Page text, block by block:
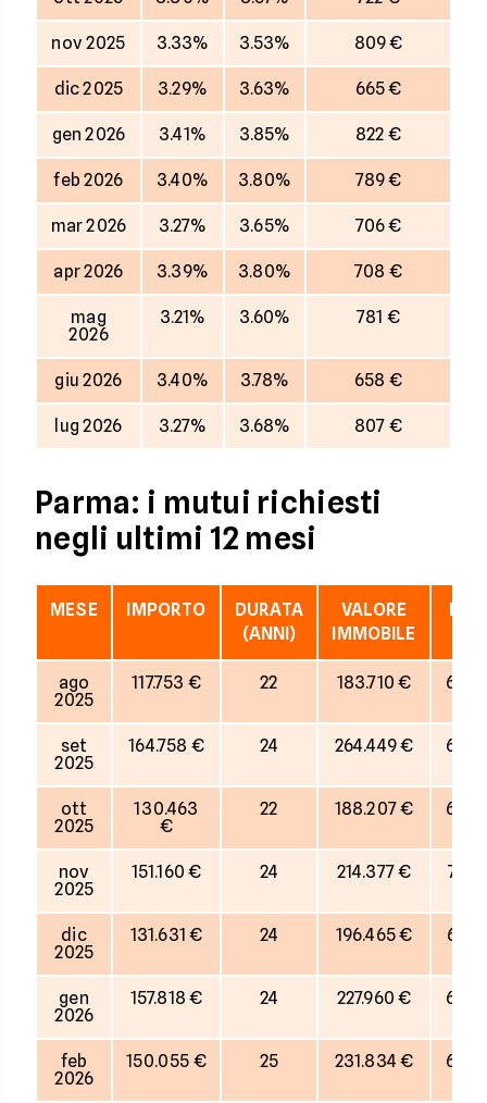
nov 2025 3.33% 3.53% 809 €
dic 2025 3.29% 3.63% 665 €
gen 2026 3.41% 3.85% 822 €
feb 2026 3.40% 3.80% 789 €
mar 2026 3.27% 3.65% 706 €
apr 2026 3.39% 3.80% 708 €
mag
2026
3.21% 3.60% 781 €
giu 2026 3.40% 3.78% 658 €
lug 2026 3.27% 3.68% 807 €
Parma: i mutui richiesti
negli ultimi 12 mesi
MESE IMPORTO
DURATA
(ANNI)
VALORE
IMMOBILE
LTV
ago
2025
117.753 € 22 183.710 € 64%
set
2025
164.758 € 24 264.449 € 62%
ott
2025
130.463
€
22 188.207 € 69%
nov
2025
151.160 € 24 214.377 € 71%
dic
2025
131.631 € 24 196.465 € 67%
gen
2026
157.818 € 24 227.960 € 69%
feb
2026
150.055 € 25 231.834 € 65%